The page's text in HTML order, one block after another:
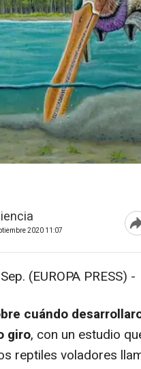
2020 11:07
(EUROPA PRESS) -
cuándo
giro, con un estudio
reptiles voladores